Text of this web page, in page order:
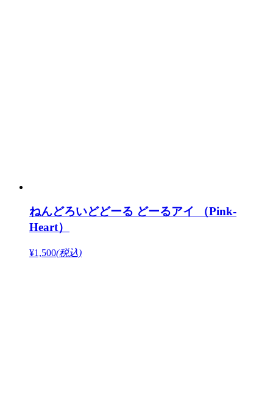
ねんどろいどどーる どーるアイ （Pink‐
Heart）
¥1,500(税込)